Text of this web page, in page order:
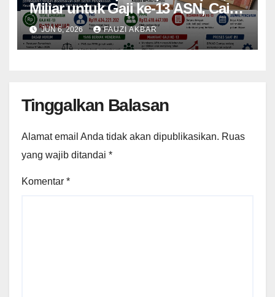
Miliar untuk Gaji ke-13 ASN, Cair
Mulai Pekan Depan
JUN 6, 2026 FAUZI AKBAR
Tinggalkan Balasan
Alamat email Anda tidak akan dipublikasikan. Ruas
yang wajib ditandai *
Komentar *